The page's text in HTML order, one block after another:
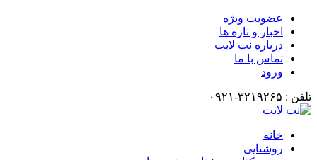
عضویت ویژه
اخبار و تازه ها
درباره نت لایت
تماس با ما
ورود
تلفن : ۳۲۱۹۲۶۵-۰۹۲۱
خانه
روشنایی